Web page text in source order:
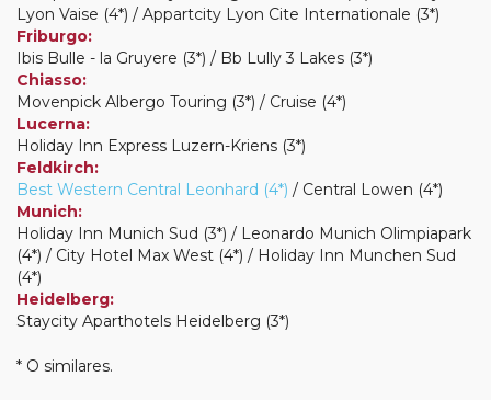
Lyon Vaise (4*) / Appartcity Lyon Cite Internationale (3*)
Friburgo:
Ibis Bulle - la Gruyere (3*) / Bb Lully 3 Lakes (3*)
Chiasso:
Movenpick Albergo Touring (3*) / Cruise (4*)
Lucerna:
Holiday Inn Express Luzern-Kriens (3*)
Feldkirch:
Best Western Central Leonhard (4*) / Central Lowen (4*)
Munich:
Holiday Inn Munich Sud (3*) / Leonardo Munich Olimpiapark
(4*) / City Hotel Max West (4*) / Holiday Inn Munchen Sud
(4*)
Heidelberg:
Staycity Aparthotels Heidelberg (3*)
* O similares.